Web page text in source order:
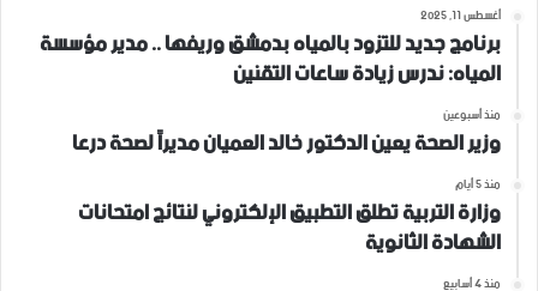
أغسطس 11, 2025
برنامج جديد للتزود بالمياه بدمشق وريفها .. مدير مؤسسة
المياه: ندرس زيادة ساعات التقنين
منذ أسبوعين
وزير الصحة يعين الدكتور خالد العميان مديراً لصحة درعا
منذ 5 أيام
وزارة التربية تطلق التطبيق الإلكتروني لنتائج امتحانات
الشهادة الثانوية
منذ 4 أسابيع